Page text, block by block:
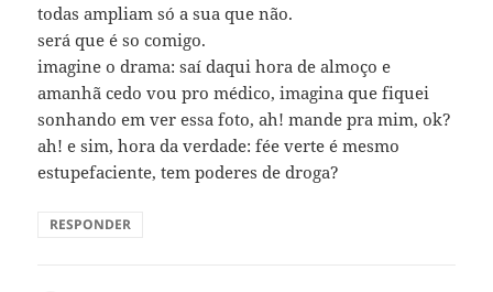
todas ampliam só a sua que não.
será que é so comigo.
imagine o drama: saí daqui hora de almoço e
amanhã cedo vou pro médico, imagina que fiquei
sonhando em ver essa foto, ah! mande pra mim, ok?
ah! e sim, hora da verdade: fée verte é mesmo
estupefaciente, tem poderes de droga?
RESPONDER